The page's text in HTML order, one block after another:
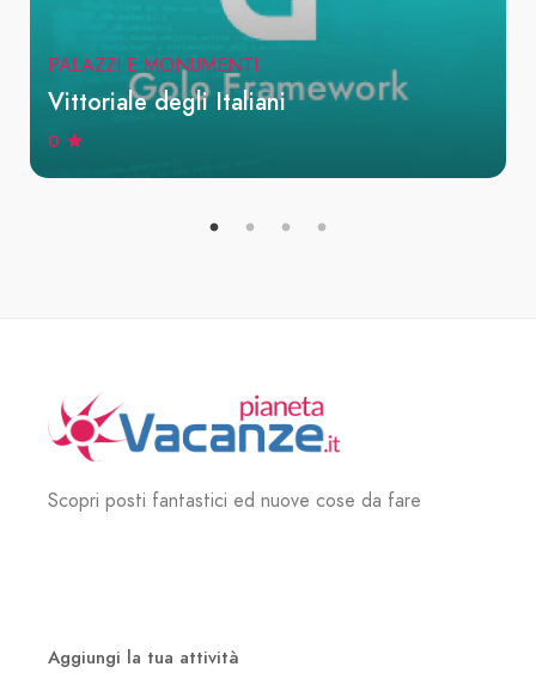
PALAZZI E MONUMENTI
Vittoriale degli Italiani
0
Scopri posti fantastici ed nuove cose da fare
Aggiungi la tua attività